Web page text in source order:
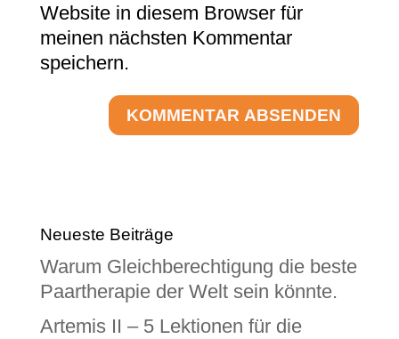
Website in diesem Browser für
meinen nächsten Kommentar
speichern.
Neueste Beiträge
Warum Gleichberechtigung die beste
Paartherapie der Welt sein könnte.
Artemis II – 5 Lektionen für die